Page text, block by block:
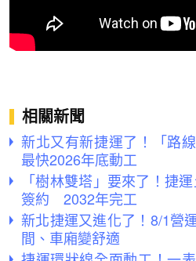
相關新聞
新北又有新捷運了！「路
最快2026年底動工
「樹林雙塔」要來了！捷
簽約 2032年完工
新北捷運又進化了！8/1
間、車廂變舒適